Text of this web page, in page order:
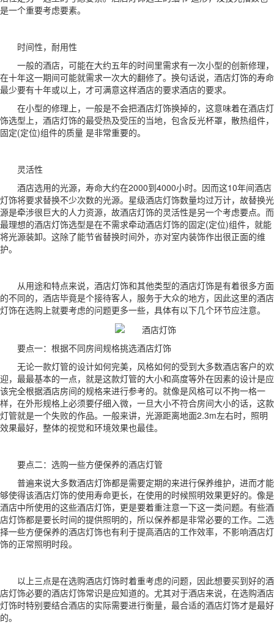
是一个重要考虑要素。
时间性，耐用性
一般的酒店，可能在大约五年的时间里需求有一次小型的创新修理，
在十年这一期间可能就需求一次大的翻修了。换句话说，酒店灯饰的寿命
最少要有十年或以上，才可满意这样酒店的要求酒店的要求。
在小型的修理上，一般是不会把酒店灯饰换掉的，这意味着在酒店灯
饰选型上，酒店灯饰的最受热及受压的当地，包含反光杯罩，散热组件，
固定(定位)组件的质量 是非常重要的。
灵活性
酒店选用的光源，寿命大约在2000到4000小时。因而这10年间酒店
灯饰将要求替换不少次数的光源。星级酒店灯饰数量均过万计，故替换光
源是牵涉很巨大的人力资源，故酒店灯饰的灵活性是另一个考虑要点。而
最理想的酒店灯饰选型是在不需求牵动酒店灯饰的固定(定位)组件，就能
将光源装卸。这除了能节省替换时间外，亦对室内装饰作出很正面的维
护。
从用途和特点来说，酒店灯饰和其他类型的酒店灯饰是有着很多方面
的不同的，酒店毕竟是个接待客人，服务于大众的地方，因此这里的酒店
灯饰在选购上就要考虑的问题更多一些，具体有以下几个环节应注意。
要点一：根据不同房间规格挑选酒店灯饰
无论一款灯管的设计如何完美，风格如何的受到大多数酒店客户的欢
迎，最最基本的一点，就是这款灯管的大小和高度等外在因素的设计是应
该完全根据酒店房间的规格来进行参考的。就像是风格可以不拘一格一
样，在外形规格上必须要仔细入微，一旦大小不符合房间大小的话，这款
灯管就是一个失败的作品。一般来讲，光源距离地面2.3m左右时，照明
效果最好，整体的视觉和环境效果也最佳。
要点二：选购一些方便保养的酒店灯管
普遍来说大多数酒店灯饰都是需要定期的来进行保养维护，进而才能
够使得该酒店灯饰的使用寿命更长，在使用的时候照明效果更好的。像是
酒店中所使用的这些酒店灯饰，更是要着重注意一下这一类问题。有些酒
店灯饰都是要长时间的提供照明的，所以保养都是非常必要的工作。二选
择一些方便保养的酒店灯饰也有利于提高酒店的工作效率，不影响酒店灯
饰的正常照明时段。
以上三点是在选购酒店灯饰时着重考虑的问题，因此想要买到好的酒
店灯饰必要的酒店灯饰常识是应知道的。尤其对于酒店来说，在选购酒店
灯饰时特别要结合酒店的实际需要进行衡量，最合适的酒店灯饰才是最好
的。